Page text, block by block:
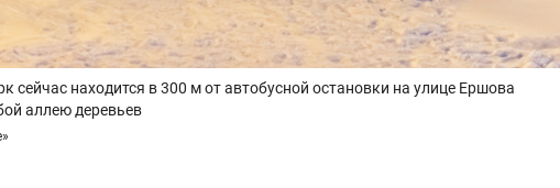
сейчас находится в 300 м от автобусной остановки на улице Ершова
аллею деревьев